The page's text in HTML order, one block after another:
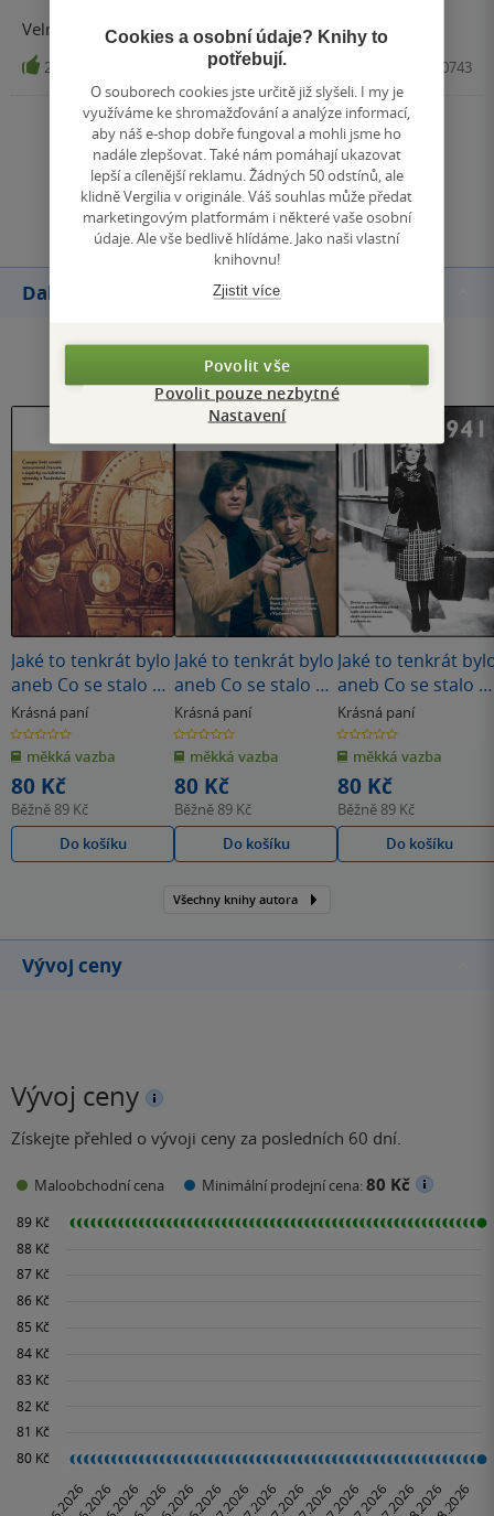
Velmi zajímavé informace hlavně o tehdejších cenách.
2 Kniha, Krásná paní, 2021, 9788075310743
Zobrazit všechna hodnocení
Přidat hodnocení
Další knihy autora
Jaké to tenkrát bylo
aneb Co se stalo v
roce, kdy jste se
narodili 1946
Krásná paní
0.0
z
5
hvězdiček
měkká vazba
80 Kč
Běžně 89 Kč
Do košíku
Jaké to tenkrát bylo
aneb Co se stalo v
roce, kdy jste se
narodili 1976
Krásná paní
0.0
z
5
hvězdiček
měkká vazba
80 Kč
Běžně 89 Kč
Do košíku
Jaké to tenkrát
aneb Co se stalo v
roce, kdy jste se
narodili 1941
Krásná paní
0.0
z
5
hvězdiček
měkká vazba
80 Kč
Běžně 89 Kč
Do košíku
Všechny knihy autora
Vývoj ceny
Vývoj ceny
Získejte přehled o vývoji ceny za posledních 60 dní.
Maloobchodní cena Minimální prodejní cena:80 Kč
Cookies a osobní údaje? Knihy to
potřebují.
O souborech cookies jste určitě již slyšeli. I my je
využíváme ke shromažďování a analýze informací,
aby náš e-shop dobře fungoval a mohli jsme ho
nadále zlepšovat. Také nám pomáhají ukazovat
lepší a cílenější reklamu. Žádných 50 odstínů, ale
klidně Vergilia v originále. Váš souhlas může předat
marketingovým platformám i některé vaše osobní
údaje. Ale vše bedlivě hlídáme. Jako naši vlastní
knihovnu!
Zjistit více
Povolit vše
Povolit pouze nezbytné
Nastavení